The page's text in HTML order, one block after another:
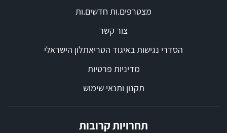
מצטרפים.ות חדשים.ות
צור קשר
הסדרי נגישות באיגוד הטריאתלון הישראלי
מדיניות פרטיות
תקנון ותנאי שימוש
תחרויות קרובות